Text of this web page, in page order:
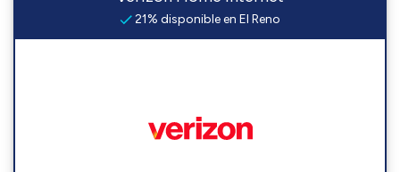
21% disponible en El Reno